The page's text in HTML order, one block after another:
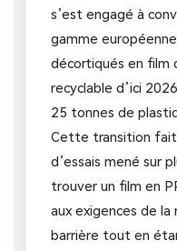
s’est engagé à
gamme
décortiqués en film
recyclable d’ici
25 tonnes de
Cette transition fait
d’essais mené sur
trouver un film en
aux exigences de
barrière tout en